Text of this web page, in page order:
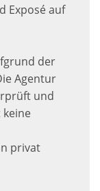
Exposé auf
der
Agentur
und
privat